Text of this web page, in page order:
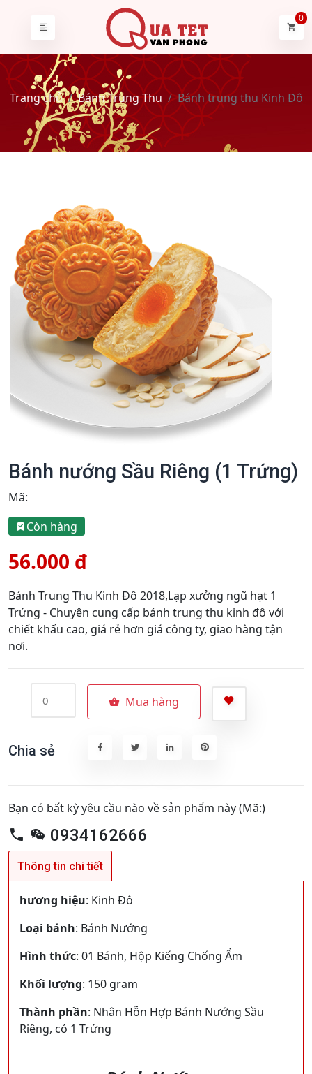
0
Trang chủ Bánh Trung Thu Bánh trung thu Kinh Đô
Bánh nướng Sầu Riêng (1 Trứng)
Mã:
Còn hàng
56.000 đ
Bánh Trung Thu Kinh Đô 2018,Lạp xưởng ngũ hạt 1
Trứng - Chuyên cung cấp bánh trung thu kinh đô với
chiết khấu cao, giá rẻ hơn giá công ty, giao hàng tận
nơi.
Mua hàng
Chia sẻ
Bạn có bất kỳ yêu cầu nào về sản phẩm này (Mã:)
0934162666
Thông tin chi tiết
hương hiệu: Kinh Đô
Loại bánh: Bánh Nướng
Hình thức: 01 Bánh, Hộp Kiếng Chống Ẩm
Khối lượng: 150 gram
Thành phần: Nhân Hỗn Hợp Bánh Nướng Sầu
Riêng, có 1 Trứng